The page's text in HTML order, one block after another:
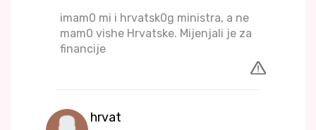
imam0 mi i hrvatsk0g ministra, a ne
mam0 vishe Hrvatske. Mijenjali je za
financije
hrvat